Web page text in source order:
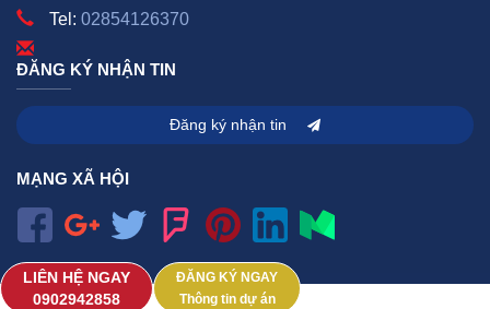
Tel: 02854126370
ĐĂNG KÝ NHẬN TIN
Đăng ký nhận tin
MẠNG XÃ HỘI
LIÊN HỆ NGAY
‭0902942858‬
ĐĂNG KÝ NGAY
Thông tin dự án